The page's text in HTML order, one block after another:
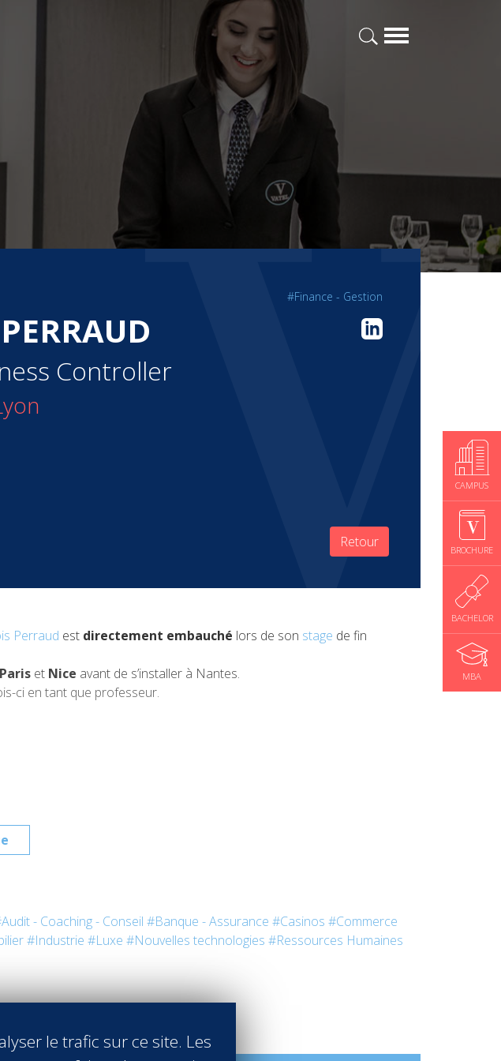
CAMPUS
BROCHURE
BACHELOR
MBA
#Finance - Gestion
Controller
Retour
Perraud est directement embauché lors de son stage de fin
Paris et Nice avant de s’installer à Nantes.
ci en tant que professeur.
- Coaching - Conseil #Banque - Assurance #Casinos #Commerce
#Industrie #Luxe #Nouvelles technologies #Ressources Humaines
le trafic sur ce site. Les